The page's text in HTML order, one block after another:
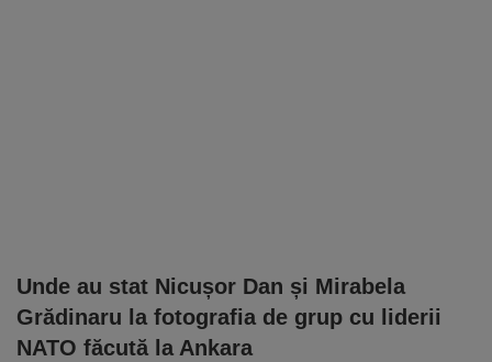
Unde au stat Nicușor Dan și Mirabela
Grădinaru la fotografia de grup cu liderii
NATO făcută la Ankara